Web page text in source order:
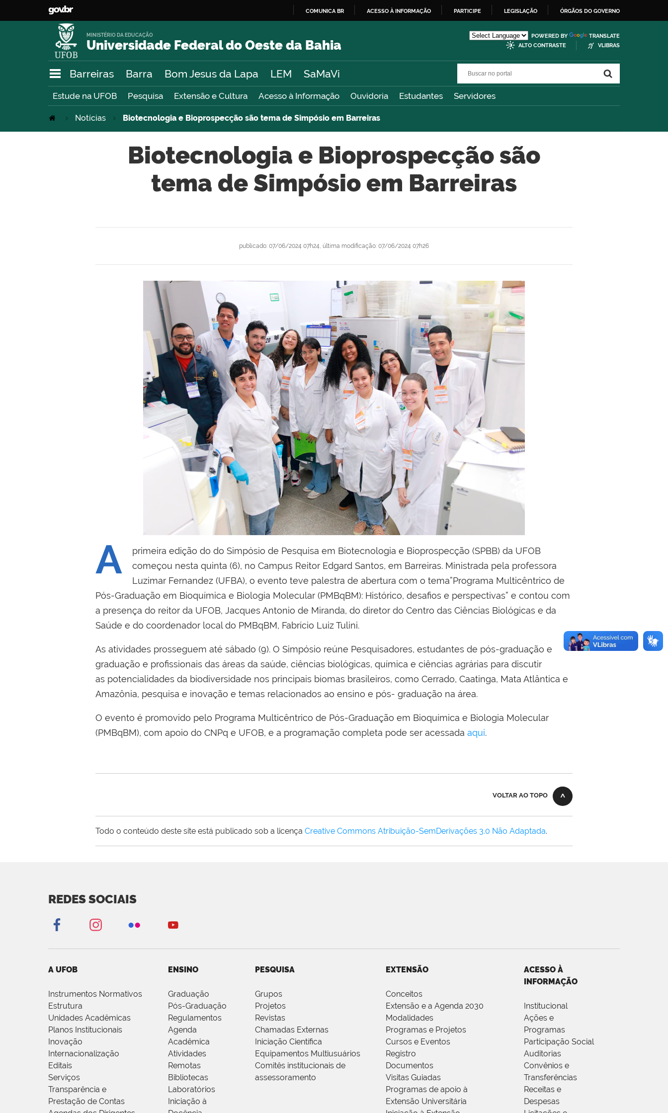
O
COMUNICA BR ACESSO À INFORMAÇÃO PARTICIPE LEGISLAÇÃO ÓRGÃOS DO GOVERNO
Universidade Federal do Oeste da Bahia
MINISTÉRIO DA EDUCAÇÃO POWERED BY
TRANSLATE
ALTO CONTRASTE
VLIBRAS
Barreiras Barra Bom Jesus da Lapa LEM SaMaVi
Estude na UFOB Pesquisa Extensão e Cultura Acesso à Informação Ouvidoria Estudantes Servidores
Notícias Biotecnologia e Bioprospecção são tema de Simpósio em Barreiras
Biotecnologia e Bioprospecção são
tema de Simpósio em Barreiras
publicado: 07/06/2024 07h24, última modificação: 07/06/2024 07h26
A
primeira edição do do Simpósio de Pesquisa em Biotecnologia e Bioprospecção (SPBB) da UFOB
começou nesta quinta (6), no Campus Reitor Edgard Santos, em Barreiras. Ministrada pela professora
Luzimar Fernandez (UFBA), o evento teve palestra de abertura com o tema”Programa Multicêntrico de
Pós-Graduação em Bioquímica e Biologia Molecular (PMBqBM): Histórico, desafios e perspectivas” e contou com
a presença do reitor da UFOB, Jacques Antonio de Miranda, do diretor do Centro das Ciências Biológicas e da
Saúde e do coordenador local do PMBqBM, Fabrício Luiz Tulini.
As atividades prosseguem até sábado (9). O Simpósio reúne Pesquisadores, estudantes de pós-graduação e
graduação e profissionais das áreas da saúde, ciências biológicas, química e ciências agrárias para discutir
as potencialidades da biodiversidade nos principais biomas brasileiros, como Cerrado, Caatinga, Mata Atlântica e
Amazônia, pesquisa e inovação e temas relacionados ao ensino e pós- graduação na área.
O evento é promovido pelo Programa Multicêntrico de Pós-Graduação em Bioquímica e Biologia Molecular
(PMBqBM), com apoio do CNPq e UFOB, e a programação completa pode ser acessada aqui.
VOLTAR AO TOPO
Todo o conteúdo deste site está publicado sob a licença Creative Commons Atribuição-SemDerivações 3.0 Não Adaptada.
REDES SOCIAIS
A UFOB
Instrumentos Normativos
Estrutura
Unidades Acadêmicas
Planos Institucionais
Inovação
Internacionalização
Editais
Serviços
Transparência e
Prestação de Contas
ENSINO
Graduação
Pós-Graduação
Regulamentos
Agenda
Acadêmica
Atividades
Remotas
Bibliotecas
Laboratórios
Iniciação à
PESQUISA
Grupos
Projetos
Revistas
Chamadas Externas
Iniciação Científica
Equipamentos Multiusuários
Comitês institucionais de
assessoramento
EXTENSÃO
Conceitos
Extensão e a Agenda 2030
Modalidades
Programas e Projetos
Cursos e Eventos
Registro
Documentos
Visitas Guiadas
Programas de apoio à
Extensão Universitária
ACESSO À
INFORMAÇÃO
Institucional
Ações e
Programas
Participação Social
Auditorias
Convênios e
Transferências
Receitas e
Despesas